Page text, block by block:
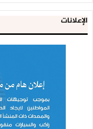
الإعلانات